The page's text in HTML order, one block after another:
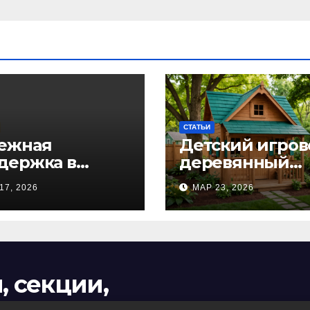
в
час: как
близкому
с
2026
СТАТЬИ
Детский
деревянный
домик:
пространство
самых
МАР 23, 2026
секции,